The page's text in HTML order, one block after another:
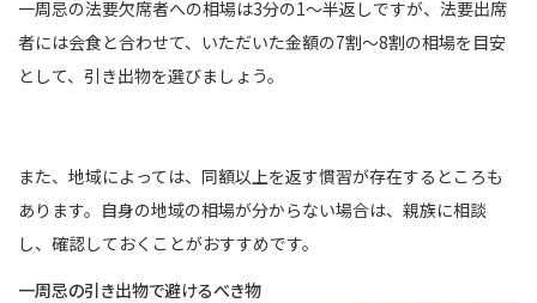
一周忌の法要欠席者への相場は3分の1～半返しですが、法要出席
者には会食と合わせて、いただいた金額の7割～8割の相場を目安
として、引き出物を選びましょう。
また、地域によっては、同額以上を返す慣習が存在するところも
あります。自身の地域の相場が分からない場合は、親族に相談
し、確認しておくことがおすすめです。
一周忌の引き出物で避けるべき物